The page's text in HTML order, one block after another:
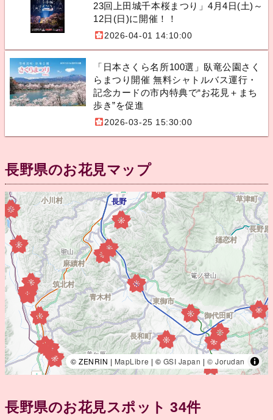
23回上田城千本桜まつり」4月4日(土)～
12日(日)に開催！！
2026-04-01 14:10:00
「日本さくら名所100選」臥竜公園さく
らまつり開催 無料シャトルバス運行・
記念カードの市内特典で“お花見＋まち
歩き”を促進
2026-03-25 15:30:00
長野県のお花見マップ
© ZENRIN | MapLibre | © GSI Japan |© Jorudan
長野県のお花見スポット 34件